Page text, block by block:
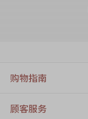
购物指南
顾客服务